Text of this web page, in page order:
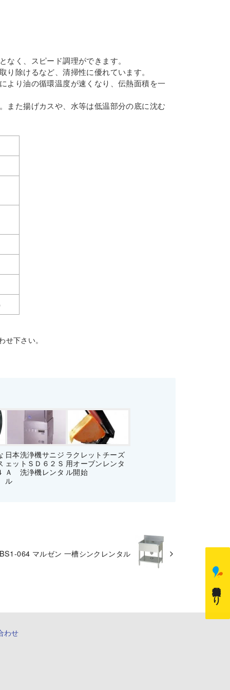
く、スピード調理ができます。
除けるなど、清掃性に優れています。
より油の循環温度が速くなり、伝熱面積を一
また揚げカスや、水等は低温部分の底に沈む
下さい。
日本洗浄機サニジ
ェットＳＤ６２Ｓ
Ａ 洗浄機レンタ
ル
ラクレットチーズ
用オーブンレンタ
ル開始
064 マルゼン 一槽シンクレンタル
無料御見積もり
わせ